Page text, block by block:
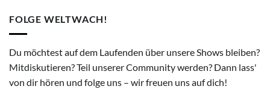
FOLGE WELTWACH!
Du möchtest auf dem Laufenden über unsere Shows bleiben?
Mitdiskutieren? Teil unserer Community werden? Dann lass'
von dir hören und folge uns – wir freuen uns auf dich!